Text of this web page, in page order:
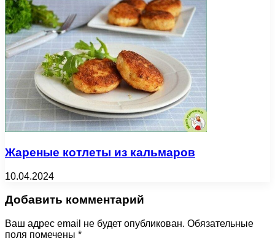
Жареные котлеты из кальмаров
10.04.2024
Добавить комментарий
Ваш адрес email не будет опубликован. Обязательные
поля помечены *